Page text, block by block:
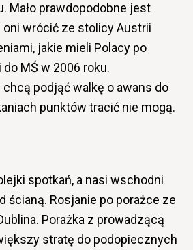
Mało prawdopodobne jest
oni wrócić ze stolicy Austrii
jakie mieli Polacy po
MŚ w 2006 roku.
chcą podjąć walkę o awans do
punktów tracić nie mogą.
spotkań, a nasi wschodni
ścianą. Rosjanie po porażce ze
Porażka z prowadzącą
stratę do podopiecznych